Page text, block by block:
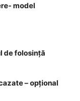
model
de folosință
– opțional